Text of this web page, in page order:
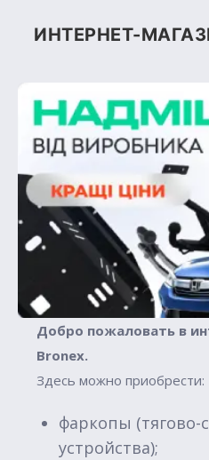
ИНТЕРНЕТ-
Добро пожаловать в
Вronex.
Здесь можно приобрести:
фаркопы (тягово-
устройства);